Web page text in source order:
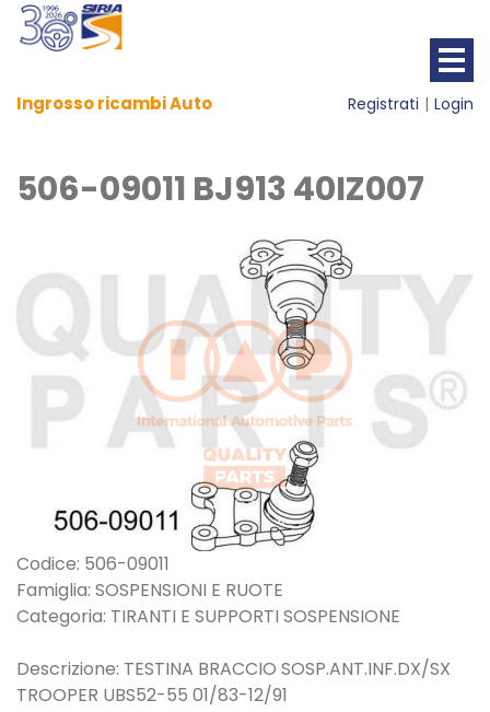
Ingrosso ricambi Auto Registrati Login
506-09011 BJ913 40IZ007
Codice: 506-09011
Famiglia: SOSPENSIONI E RUOTE
Categoria: TIRANTI E SUPPORTI SOSPENSIONE
Descrizione: TESTINA BRACCIO SOSP.ANT.INF.DX/SX
TROOPER UBS52-55 01/83-12/91